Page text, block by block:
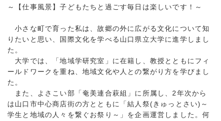
～【仕事風景】子どもたちと過ごす毎日は楽しいです！～
小さな町で育った私は、故郷の外に広がる文化について知
りたいと思い、国際文化を学べる山口県立大学に進学しまし
た。
大学では、「地域学研究室」に在籍し、教授とともにフィ
ールドワークを重ね、地域文化や人との繋がり方を学びまし
た。
また、よさこい部「奄美連合萩組」に所属し、2年次から
は山口市中心商店街の方とともに「結人祭(きゅっとさい)～
学生と地域の人々を繋ぐお祭り～」を企画運営しました。何